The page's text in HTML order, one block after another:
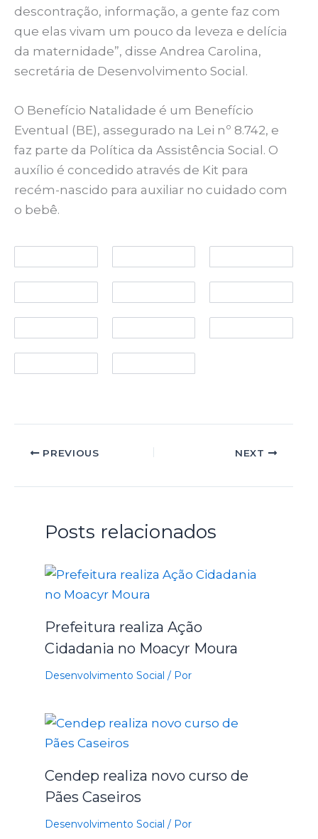
descontração, informação, a gente faz com
que elas vivam um pouco da leveza e delícia
da maternidade”, disse Andrea Carolina,
secretária de Desenvolvimento Social.
O Benefício Natalidade é um Benefício
Eventual (BE), assegurado na Lei nº 8.742, e
faz parte da Política da Assistência Social. O
auxílio é concedido através de Kit para
recém-nascido para auxiliar no cuidado com
o bebê.
PREVIOUS NEXT
Posts relacionados
Prefeitura realiza Ação
Cidadania no Moacyr Moura
Desenvolvimento Social / Por
Cendep realiza novo curso de
Pães Caseiros
Desenvolvimento Social / Por